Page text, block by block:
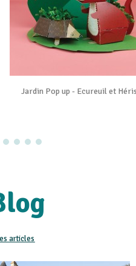
Vue rapide
Jardin Pop up - Ecureuil et
articles